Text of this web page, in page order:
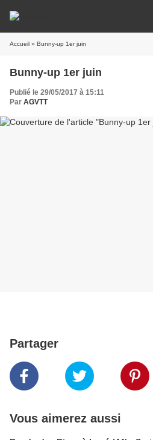
Accueil » Bunny-up 1er juin
Bunny-up 1er juin
Publié le 29/05/2017 à 15:11
Par AGVTT
Partager
Vous aimerez aussi